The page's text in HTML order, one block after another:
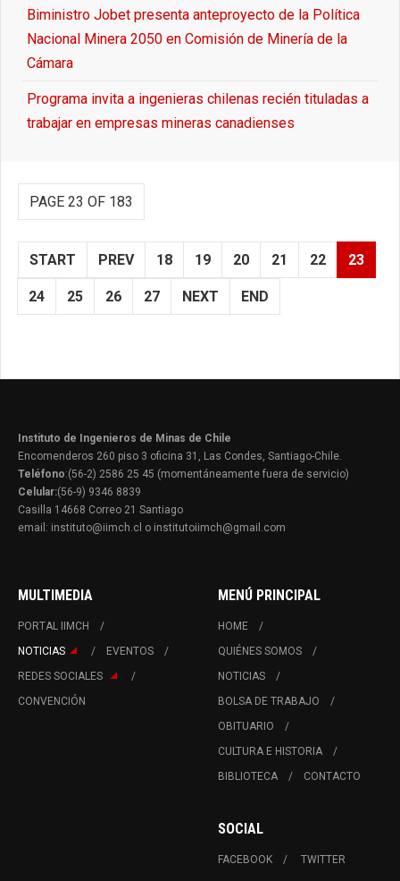
Biministro Jobet presenta anteproyecto de la Política
Nacional Minera 2050 en Comisión de Minería de la
Cámara
Programa invita a ingenieras chilenas recién tituladas a
trabajar en empresas mineras canadienses
PAGE 23 OF 183
START PREV 18 19 20 21 22 23
24 25 26 27 NEXT END
Instituto de Ingenieros de Minas de Chile
Encomenderos 260 piso 3 oficina 31, Las Condes, Santiago-Chile.
Teléfono:(56-2) 2586 25 45 (momentáneamente fuera de servicio)
Celular:(56-9) 9346 8839
Casilla 14668 Correo 21 Santiago
email: instituto@iimch.cl o institutoiimch@gmail.com
MULTIMEDIA
PORTAL IIMCH
NOTICIAS
EVENTOS
REDES SOCIALES
CONVENCIÓN
MENÚ PRINCIPAL
HOME
QUIÉNES SOMOS
NOTICIAS
BOLSA DE TRABAJO
OBITUARIO
CULTURA E HISTORIA
BIBLIOTECA
CONTACTO
SOCIAL
FACEBOOK TWITTER